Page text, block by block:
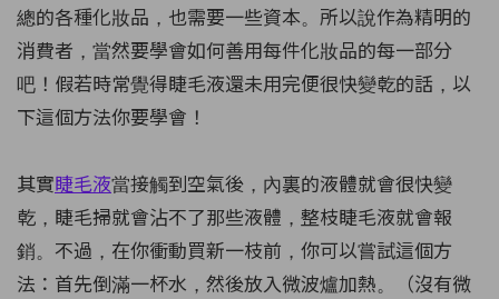
總的各種化妝品，也需要一些資本。所以說作為精明的
消費者，當然要學會如何善用每件化妝品的每一部分
吧！假若時常覺得睫毛液還未用完便很快變乾的話，以
下這個方法你要學會！
其實睫毛液當接觸到空氣後，內裏的液體就會很快變
乾，睫毛掃就會沾不了那些液體，整枝睫毛液就會報
銷。不過，在你衝動買新一枝前，你可以嘗試這個方
法：首先倒滿一杯水，然後放入微波爐加熱。（沒有微